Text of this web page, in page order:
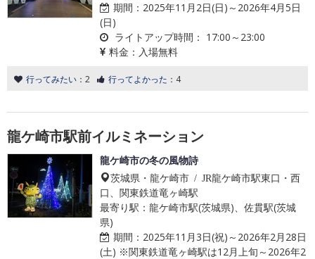
期間： 2025年11月2日(日)～2026年4月5日
(日)
ライトアップ時間： 17:00～23:00
料金： 入場無料
行ってみたい： 2 行ってよかった： 4
龍ケ崎市駅前イルミネーション
龍ケ崎市の冬の風物詩
茨城県・龍ケ崎市 / JR龍ケ崎市駅東口・西
口、関東鉄道竜ヶ崎駅
最寄り駅：龍ケ崎市駅(茨城県)、佐貫駅(茨城
県)
期間： 2025年11月3日(祝)～2026年2月28日
(土) ※関東鉄道竜ヶ崎駅は12月上旬～2026年2